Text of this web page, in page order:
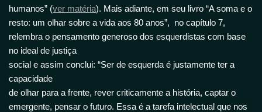
humanos” (ver matéria). Mais adiante, em seu livro “A soma e o
resto: um olhar sobre a vida aos 80 anos”, no capítulo 7,
relembra o pensamento generoso dos esquerdistas com base
no ideal de justiça
social e assim conclui: “Ser de esquerda é justamente ter a
capacidade
de olhar para a frente, rever criticamente a história, captar o
emergente, pensar o futuro. Essa é a tarefa intelectual que nos